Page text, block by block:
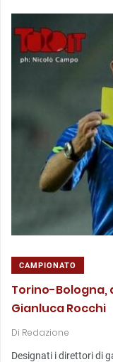
CAMPIONATO
Torino-
Gianluca Rocchi
Di Redazione
Designati i direttori di